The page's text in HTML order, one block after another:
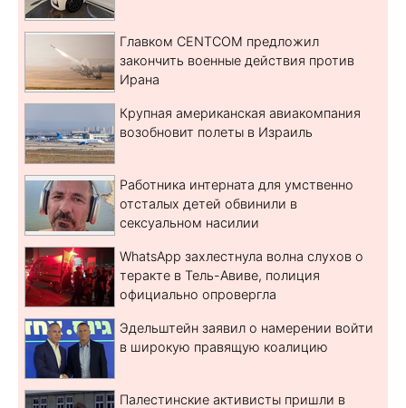
Главком CENTCOM предложил
закончить военные действия против
Ирана
Крупная американская авиакомпания
возобновит полеты в Израиль
Работника интерната для умственно
отсталых детей обвинили в
сексуальном насилии
WhatsApp захлестнула волна слухов о
теракте в Тель-Авиве, полиция
официально опровергла
Эдельштейн заявил о намерении войти
в широкую правящую коалицию
Палестинские активисты пришли в